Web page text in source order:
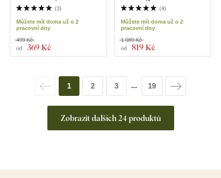
(3)
Můžete mít doma už o 2
pracovní dny
od 369 Kč
499 Kč
(4)
Můžete mít doma už o 2
pracovní dny
od 819 Kč
1 089 Kč
Zobrazit dalších 24 produktů
1 2 3 ... 19